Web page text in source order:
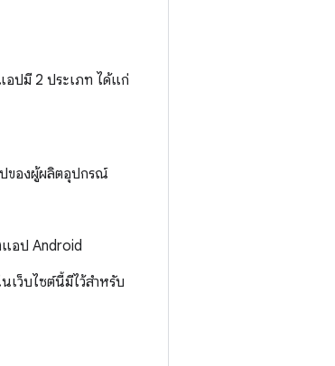
ปมี 2 ประเภท ได้แก่
ของผู้ผลิตอุปกรณ์
อป Android
เว็บไซต์นี้มีไว้สำหรับ